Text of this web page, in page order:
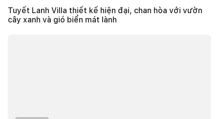
Tuyết Lanh Villa thiết kế hiện đại, chan hòa với vườn
cây xanh và gió biển mát lành